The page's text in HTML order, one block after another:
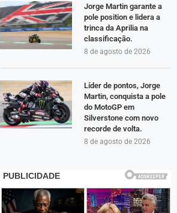
Jorge Martin garante a
pole position e lidera a
trinca da Aprilia na
classificação.
8 de agosto de 2026
Líder de pontos, Jorge
Martin, conquista a pole
do MotoGP em
Silverstone com novo
recorde de volta.
8 de agosto de 2026